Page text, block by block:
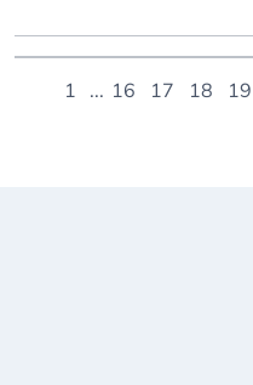
1 ... 16 17 18 19